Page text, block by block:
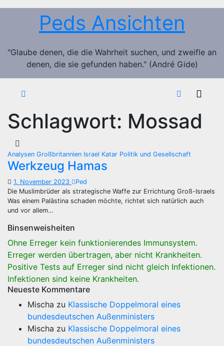
Zum
Peds Ansichten
"Glaube denen, die die Wahrheit suchen, und zweifle an
denen, die sie gefunden haben." (André Gide)
Schlagwort: Mossad
Analysen Großbritannien Israel Katar Politik und Gesellschaft
Werkzeug Hamas
1. November 2023
Ped
Die Muslimbrüder als strategische Waffe zur Errichtung Groß-Israels
Was einem Palästina schaden möchte, richtet sich natürlich auch
und vor allem…
Binsenweisheiten
Ohne Erreger kein funktionierendes Immunsystem.
Erreger werden übertragen, aber nicht Krankheiten.
Positive Tests auf Erreger sind nicht gleich Infektionen.
Infektionen sind keine Krankheiten.
Neueste Kommentare
Mischa zu Klassische Doppelmoral eines
bundesdeutschen Außenministers
Mischa zu Klassische Doppelmoral eines
bundesdeutschen Außenministers